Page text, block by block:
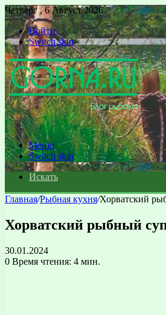
Четверг , 6 Август 2026
Войти
Switch skin
Меню
Switch skin
Искать
Главная/Рыбная кухня/Хорватский
Хорватский рыбный
30.01.2024
0 Время чтения: 4 мин.